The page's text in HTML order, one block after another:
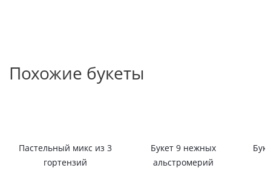
Похожие букеты
Пастельный микс из 3
гортензий
Букет 9 нежных
альстромерий